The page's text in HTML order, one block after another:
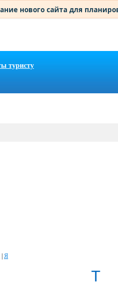
нового сайта для
туристу
Я
Т